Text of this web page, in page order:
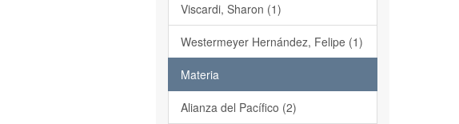
Viscardi, Sharon (1)
Westermeyer Hernández, Felipe (1)
Materia
Alianza del Pacífico (2)